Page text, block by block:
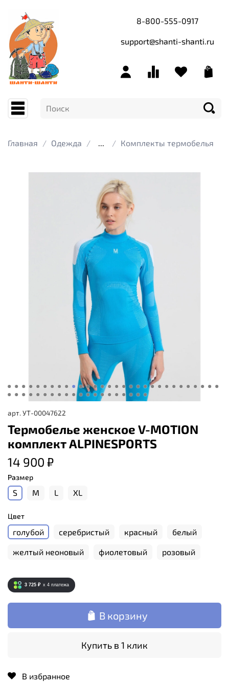
8-800-555-0917
support@shanti-shanti.ru
Главная Одежда Комплекты термобелья
арт. УТ-00047622
Термобелье женское V-MOTION
комплект ALPINESPORTS
14 900 ₽
Размер
S M L XL
Цвет
голубой серебристый красный белый
желтый неоновый фиолетовый розовый
3 725 ₽ x 4 платежа
В корзину
Купить в 1 клик
В избранное